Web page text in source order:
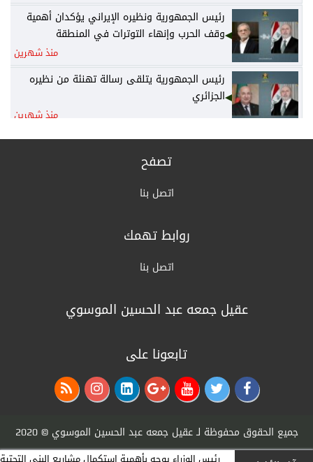
رئيس الجمهورية ونظيره الإيراني يؤكدان أهمية
وقف الحرب وإنهاء التوترات في المنطقة
منذ شهرين
رئيس الجمهورية يتلقى رسالة تهنئة من نظيره
الجزائري
منذ شهرين
رئيس الوزراء يكلف وزير المالية نائباً عنه لرئاسة
المجلس الوزاري للاقتصاد
الخارجية: أمن واستقرار دول الخليج يُعدّ جزءاً لا
القرارات الكاملة لجلسة مجلس الوزراء اليوم
الزراعة: السلع الزراعية غير مشمولة بالتعرفة
التربية: نظام إدارة المعلومات سيرسل لأهالي
الطلبة تقارير عن درجاتهم ومستواهم العلمي
القرارات الكاملة لجلسة مجلس الوزراء
تصفح
اتصل بنا
روابط تهمك
اتصل بنا
عقيل جمعه عبد الحسين الموسوي
تابعونا على
جميع الحقوق محفوظة لـعقيل جمعه عبد الحسين الموسوي © 2020